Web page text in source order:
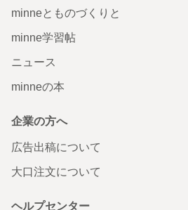
minneとものづくりと
minne学習帖
ニュース
minneの本
企業の方へ
広告出稿について
大口注文について
ヘルプセンター